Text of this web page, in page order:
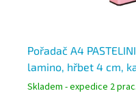
Pořadač A4
lamino, hřbet 4 cm,
Skladem - expedice 2